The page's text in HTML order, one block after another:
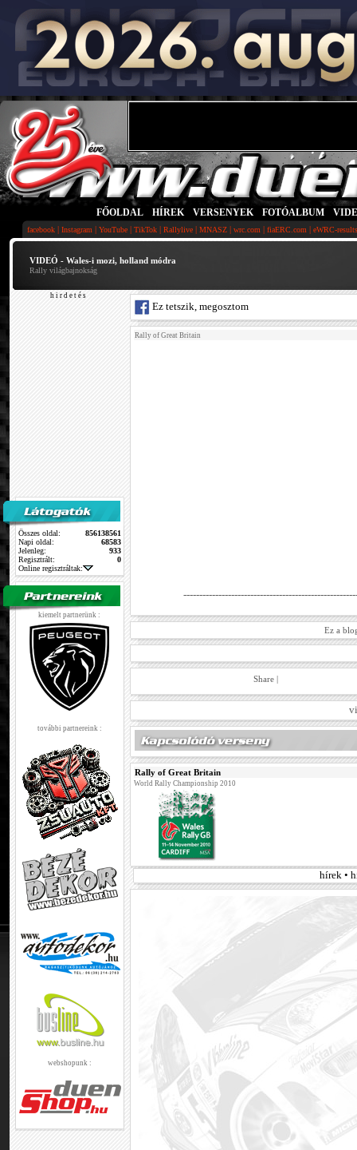
FŐOLDAL HÍREK VERSENYEK FOTÓALBUM
facebook | Instagram | YouTube | TikTok | Rallylive | MNASZ | wrc.com | fiaERC.com | eWRC-
VIDEÓ - Wales-i mozi, holland módra
Rally világbajnokság
h i r d e t é s
Összes oldal:
856138561
Napi oldal:
68583
Jelenleg:
933
Regisztrált:
0
Online regisztráltak:
kiemelt partnerünk :
további partnereink :
webshopunk :
Ez tetszik, megosztom
Rally of Great Britain
Ez a
Share |
Rally of Great Britain
World Rally Championship 2010
hírek •